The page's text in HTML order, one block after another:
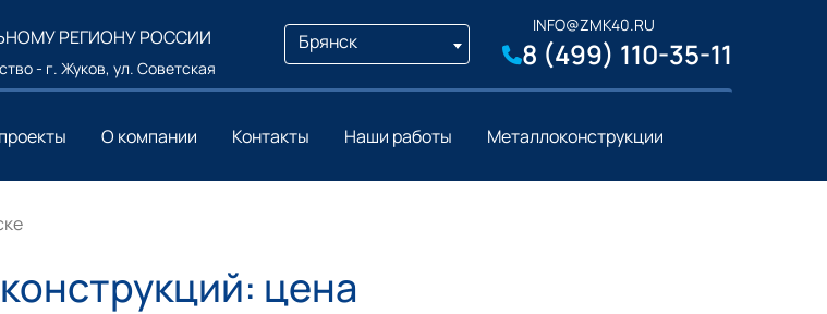
РЕГИОНУ РОССИИ
- г. Жуков, ул. Советская
Брянск
INFO@ZMK40.RU
8 (499) 110-35-11
О компании Контакты Наши работы Металлоконструкции
цена